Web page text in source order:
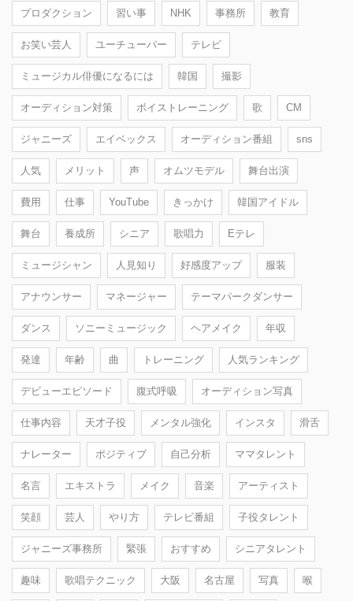
プロダクション 習い事 NHK 事務所 教育
お笑い芸人 ユーチューバー テレビ
ミュージカル俳優になるには 韓国 撮影
オーディション対策 ボイストレーニング 歌 CM
ジャニーズ エイベックス オーディション番組 sns
人気 メリット 声 オムツモデル 舞台出演
費用 仕事 YouTube きっかけ 韓国アイドル
舞台 養成所 シニア 歌唱力 Eテレ
ミュージシャン 人見知り 好感度アップ 服装
アナウンサー マネージャー テーマパークダンサー
ダンス ソニーミュージック ヘアメイク 年収
発達 年齢 曲 トレーニング 人気ランキング
デビューエピソード 腹式呼吸 オーディション写真
仕事内容 天才子役 メンタル強化 インスタ 滑舌
ナレーター ポジティブ 自己分析 ママタレント
名言 エキストラ メイク 音楽 アーティスト
笑顔 芸人 やり方 テレビ番組 子役タレント
ジャニーズ事務所 緊張 おすすめ シニアタレント
趣味 歌唱テクニック 大阪 名古屋 写真 喉